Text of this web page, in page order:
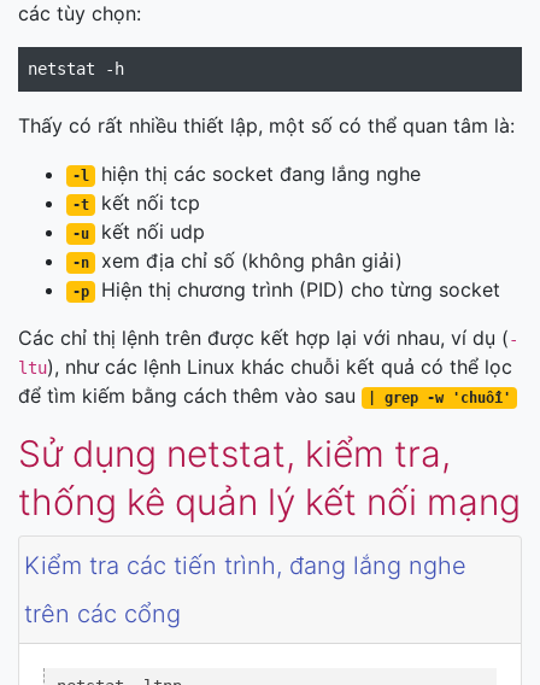
các tùy chọn:
netstat -h
Thấy có rất nhiều thiết lập, một số có thể quan tâm là:
-l hiện thị các socket đang lắng nghe
-t kết nối tcp
-u kết nối udp
-n xem địa chỉ số (không phân giải)
-p Hiện thị chương trình (PID) cho từng socket
Các chỉ thị lệnh trên được kết hợp lại với nhau, ví dụ (-
ltu), như các lệnh Linux khác chuỗi kết quả có thể lọc
để tìm kiếm bằng cách thêm vào sau
| grep -w 'chuỗi'
Sử dụng netstat, kiểm tra,
thống kê quản lý kết nối mạng
Kiểm tra các tiến trình, đang lắng nghe
trên các cổng